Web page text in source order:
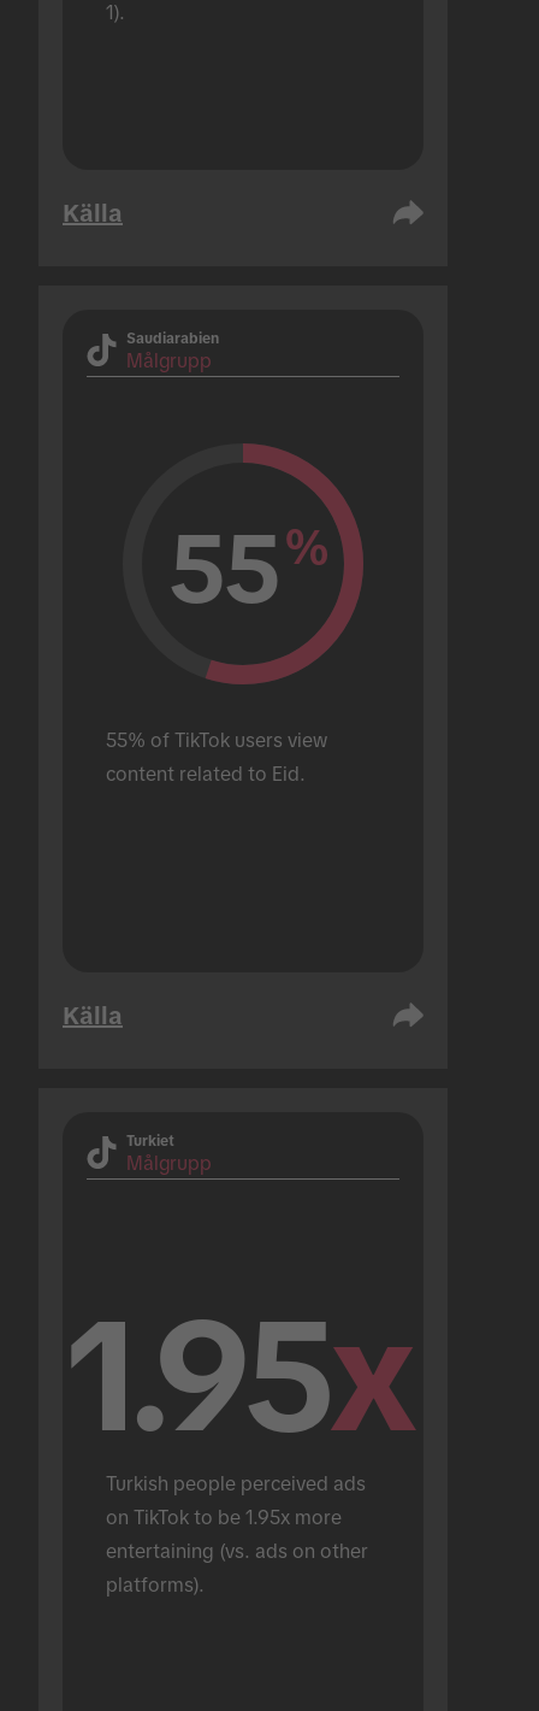
1).
Källa
Saudiarabien
Målgrupp
55%
55% of TikTok users view
content related to Eid.
Källa
Turkiet
Målgrupp
1.95x
Turkish people perceived ads
on TikTok to be 1.95x more
entertaining (vs. ads on other
platforms).